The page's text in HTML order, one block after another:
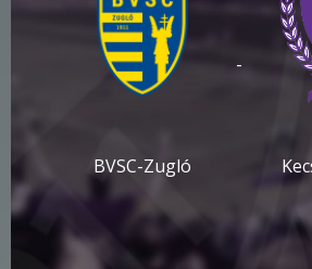
BVSC-Zugló
-